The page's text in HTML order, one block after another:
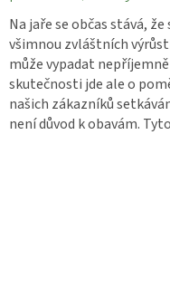
Na jaře se občas stává,
všimnou zvláštních
může vypadat
skutečnosti jde ale o
našich zákazníků
není důvod k obavám.